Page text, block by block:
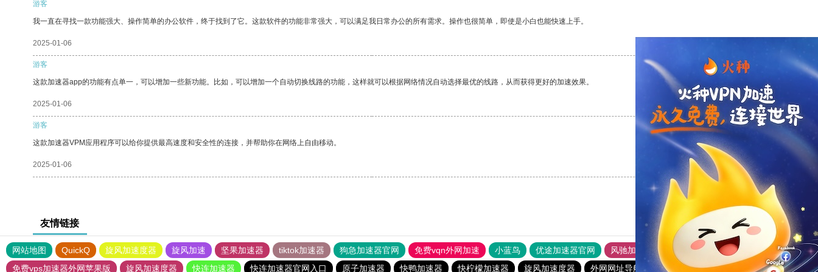
游客
我一直在寻找一款功能强大、操作简单的办公软件，终于找到了它。这款软件的功能非常强大，可以满足我日常办公的所有需求。操作也很简单，即使是小白也能快速上手。
2025-01-06
游客
这款加速器app的功能有点单一，可以增加一些新功能。比如，可以增加一个自动切换线路的功能，这样就可以根据网络情况自动选择最优的线路，从而获得更好的加速效果。
2025-01-06 支持 [0] 反对 [0]
游客
这款加速器VPM应用程序可以给你提供最高速度和安全性的连接，并帮助你在网络上自由移动。
2025-01-06 支持
友情链接
网站地图 QuickQ 旋风加速度器 旋风加速 坚果加速器 tiktok加速器 狗急加速器官网 免费vqn外网加速 小蓝鸟 优途加速器官网 风驰加速器
旋风加速器
免费vps加速器外网苹果版
旋风加速度器 快连加速器 快连加速器官网入口 原子加速器 快鸭加速器 快柠檬加速器 旋风加速度器 外网网址导航 软件中心 雷霆加速 狂飙加速器